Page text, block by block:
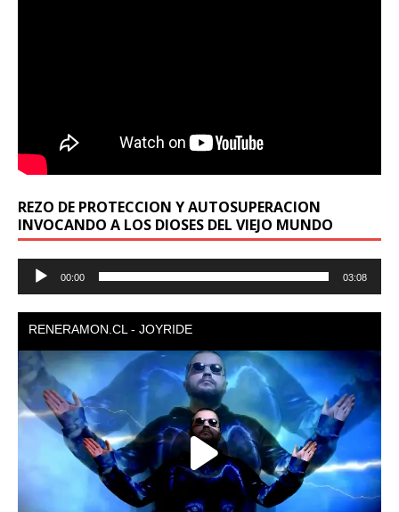
REZO DE PROTECCION Y AUTOSUPERACION
INVOCANDO A LOS DIOSES DEL VIEJO MUNDO
Reproductor
00:00 03:08